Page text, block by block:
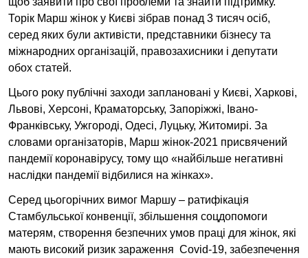
Торік Марш жінок у Києві зібрав понад 3 тисяч осіб,
серед яких були активісти, представники бізнесу та
міжнародних організацій, правозахисники і депутати
обох статей.
Цього року публічні заходи заплановані у Києві, Харкові,
Львові, Херсоні, Краматорську, Запоріжжі, Івано-
Франківську, Ужгороді, Одесі, Луцьку, Житомирі. За
словами організаторів, Марш жінок-2021 присвячений
пандемії коронавірусу, тому що «найбільше негативні
наслідки пандемії відбилися на жінках».
Серед цьогорічних вимог Маршу – ратифікація
Стамбульської конвенції, збільшення соцдопомоги
матерям, створення безпечних умов праці для жінок, які
мають високий ризик зараження Covid-19, забезпечення